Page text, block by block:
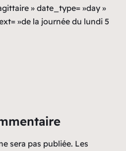
» date_type= »day »
»de la journée du lundi 5
sera pas publiée. Les